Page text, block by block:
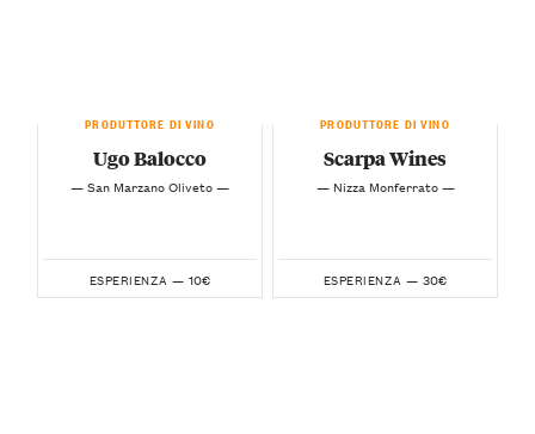
PRODUTTORE DI VINO
Ugo Balocco
— San Marzano Oliveto —
ESPERIENZA — 10€
PRODUTTORE DI VINO
Scarpa Wines
— Nizza Monferrato —
ESPERIENZA — 30€